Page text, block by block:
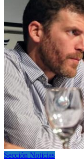
Sección Noticias